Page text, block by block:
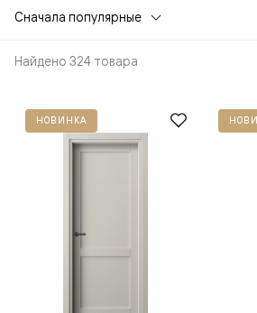
Сначала популярные
Найдено 324 товара
НОВИНКА